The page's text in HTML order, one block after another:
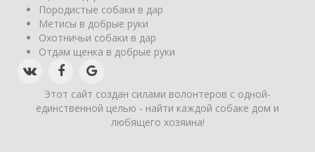
Породистые собаки в дар
Метисы в добрые руки
Охотничьи собаки в дар
Отдам щенка в добрые руки
Этот сайт создан силами волонтеров с одной-
единственной целью - найти каждой собаке дом и
любящего хозяина!